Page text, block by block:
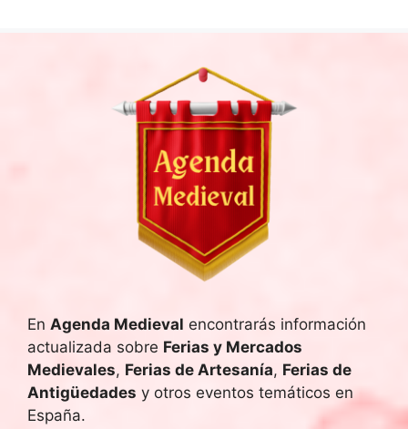
En Agenda Medieval encontrarás información
actualizada sobre Ferias y Mercados
Medievales, Ferias de Artesanía, Ferias de
Antigüedades y otros eventos temáticos en
España.